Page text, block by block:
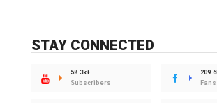
STAY CONNECTED
58.3k+
Subscribers
Fans